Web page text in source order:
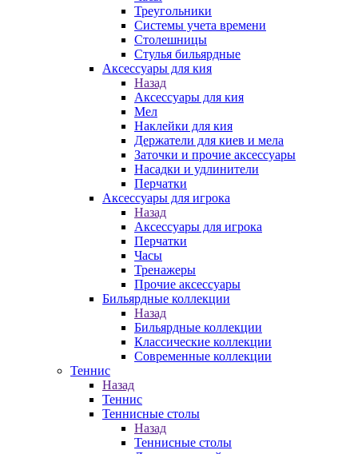
Треугольники
Системы учета времени
Столешницы
Стулья бильярдные
Аксессуары для кия
Назад
Аксессуары для кия
Мел
Наклейки для кия
Держатели для киев и мела
Заточки и прочие аксессуары
Насадки и удлинители
Перчатки
Аксессуары для игрока
Назад
Аксессуары для игрока
Перчатки
Часы
Тренажеры
Прочие аксессуары
Бильярдные коллекции
Назад
Бильярдные коллекции
Классические коллекции
Современные коллекции
Теннис
Назад
Теннис
Теннисные столы
Назад
Теннисные столы